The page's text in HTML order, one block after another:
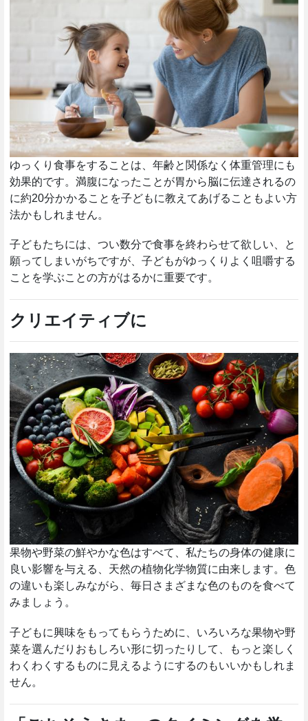
ゆっくり食事をすることは、年齢と関係なく体重管理にも
効果的です。満腹になったことが胃から脳に伝達されるの
に約20分かかることを子どもに教えてあげることもよい方
法かもしれません。
子どもたちには、つい数分で食事を終わらせて欲しい、と
願ってしまいがちですが、子どもがゆっくりよく咀嚼する
ことを学ぶことの方がはるかに重要です。
クリエイティブに
果物や野菜の鮮やかな色はすべて、私たちの身体の健康に
良い影響を与える、天然の植物化学物質に由来します。色
の違いも楽しみながら、毎日さまざまな色のものを食べて
みましょう。
子どもに興味をもってもらうために、いろいろな果物や野
菜を選んだりおもしろい形に切ったりして、もっと楽しく
わくわくするものに見えるようにするのもいいかもしれま
せん。